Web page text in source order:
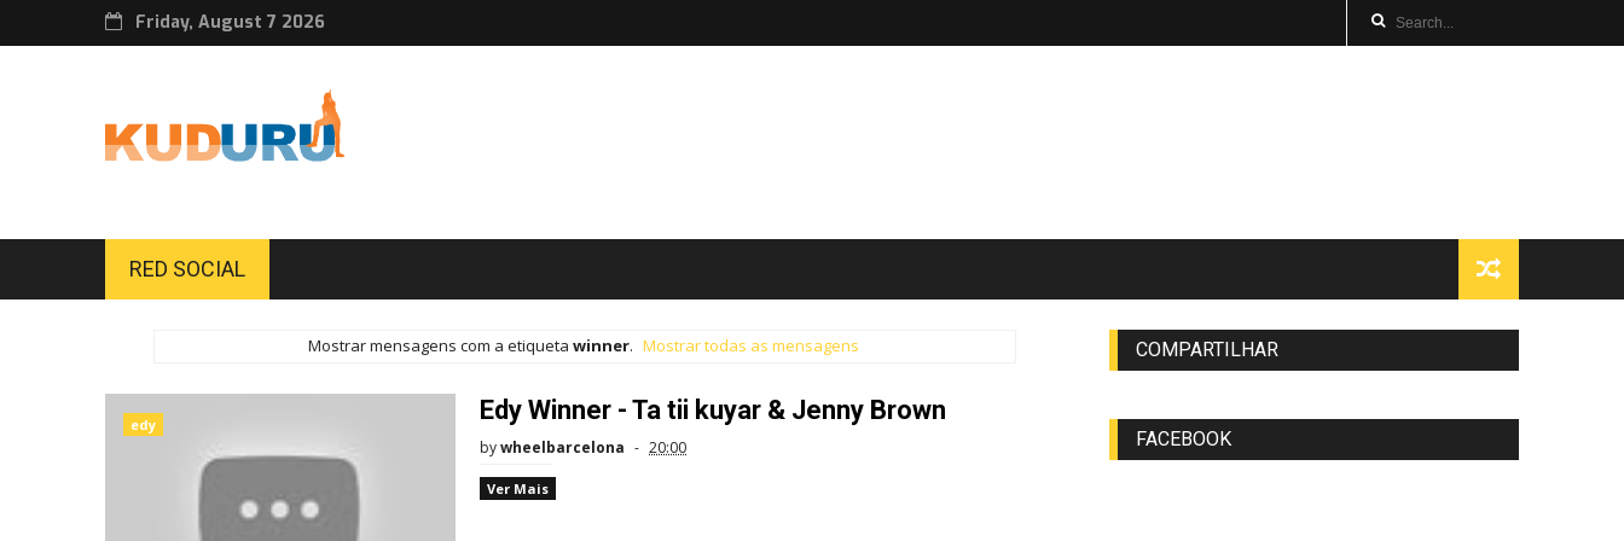
Friday, August 7 2026
RED SOCIAL
Mostrar mensagens com a etiqueta winner. Mostrar todas as mensagens
edy Edy Winner - Ta tii kuyar & Jenny Brown
bywheelbarcelona 20:00
Ver Mais
COMPARTILHAR
FACEBOOK